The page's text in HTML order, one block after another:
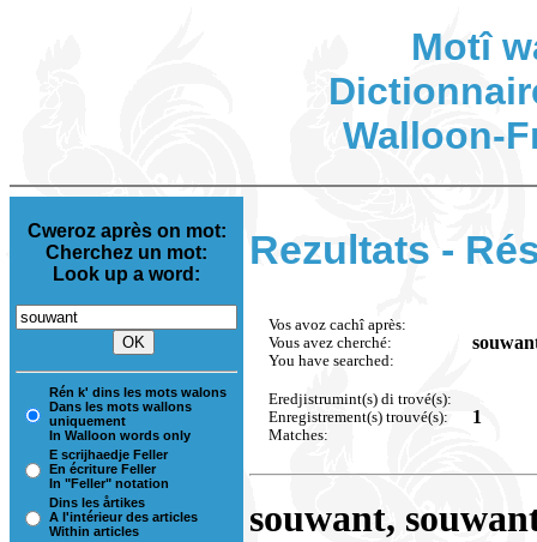
Motî
Walloon-
Cweroz après on mot:
Cherchez un mot:
Look up a word:
Rén k' dins les mots walons
Dans les mots wallons
uniquement
In Walloon words only
E scrijhaedje Feller
En écriture Feller
In "Feller" notation
Dins les årtikes
A l'intérieur des articles
Within articles
Rezultats -
Vos avoz cachî après:
Vous avez cherché:
You have searched:
Eredjistrumint(s) di trové(s):
Enregistrement(s) trouvé(s):
Matches:
1
souwant,